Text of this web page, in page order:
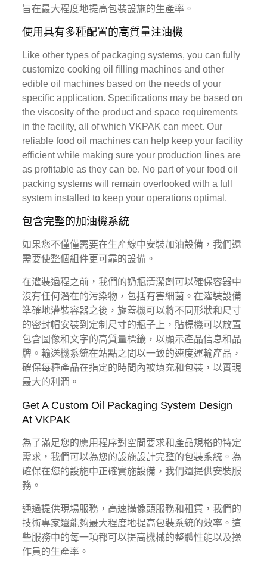
旨在最大程度地提高包裝設施的生產率。
使用具有多種配置的高質量注油機
Like other types of packaging systems, you can fully
customize cooking oil filling machines and other
edible oil machines based on the needs of your
specific application. Specifications may be based on
the viscosity of the product and space requirements
in the facility, all of which VKPAK can meet. Our
reliable food oil machines can help keep your facility
efficient while making sure your production lines are
as profitable as they can be. No part of your food oil
packing systems will remain overlooked with a full
system installed to keep your operations optimal.
包含完整的加油機系統
如果您不僅僅需要在生產線中安裝加油設備，我們還
需要使整個組件更可靠的設備。
在灌裝過程之前，我們的奶瓶清潔劑可以確保容器中
沒有任何潛在的污染物，包括有害細菌。在灌裝設備
準確地灌裝容器之後，旋蓋機可以將不同形狀和尺寸
的密封帽安裝到定制尺寸的瓶子上，貼標機可以放置
包含圖像和文字的高質量標籤，以顯示產品信息和品
牌。輸送機系統在站點之間以一致的速度運輸產品，
確保每種產品在指定的時間內被填充和包裝，以實現
最大的利潤。
Get A Custom Oil Packaging System Design
At VKPAK
為了滿足您的應用程序對空間要求和產品規格的特定
需求，我們可以為您的設施設計完整的包裝系統。為
確保在您的設施中正確實施設備，我們還提供安裝服
務。
通過提供現場服務，高速攝像頭服務和租賃，我們的
技術專家還能夠最大程度地提高包裝系統的效率。這
些服務中的每一項都可以提高機械的整體性能以及操
作員的生產率。